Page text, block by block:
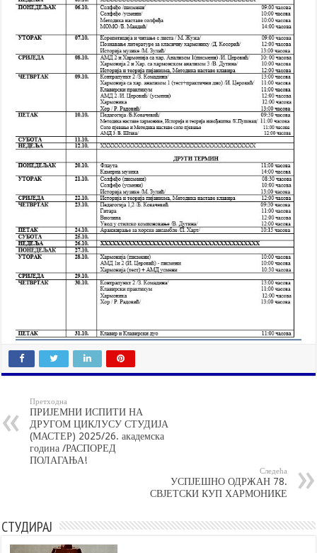
Претходна
ПРИЈЕМНИ ИСПИТИ НА
ДРУГОМ ЦИКЛУСУ СТУДИЈА
(МАСТЕР) 2025/26. академска
година /РАСПОРЕД
ПОЛАГАЊА!
Следећа
УСПЈЕШНО ОДРЖАН 78.
СВЈЕТСКИ КУП ХАРМОНИКЕ
СТУДИРАЈ